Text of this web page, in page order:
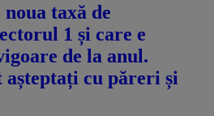
noua taxă de
1 și care e
de la anul.
așteptați cu păreri și